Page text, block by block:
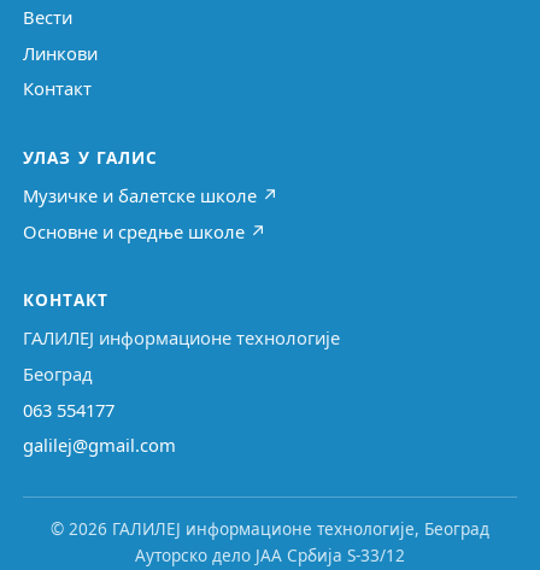
Вести
Линкови
Контакт
УЛАЗ У ГАЛИС
Музичке и балетске школе ↗
Основне и средње школе ↗
КОНТАКТ
ГАЛИЛЕЈ информационе технологије
Београд
063 554177
galilej@gmail.com
© 2026 ГАЛИЛЕЈ информационе технологије, Београд
Ауторско дело ЈАА Србија S-33/12